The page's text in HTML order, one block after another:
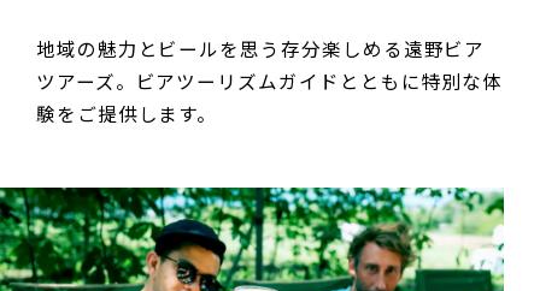
地域の魅力とビールを思う存分楽しめる遠野ビア
ツアーズ。ビアツーリズムガイドとともに特別な体
験をご提供します。